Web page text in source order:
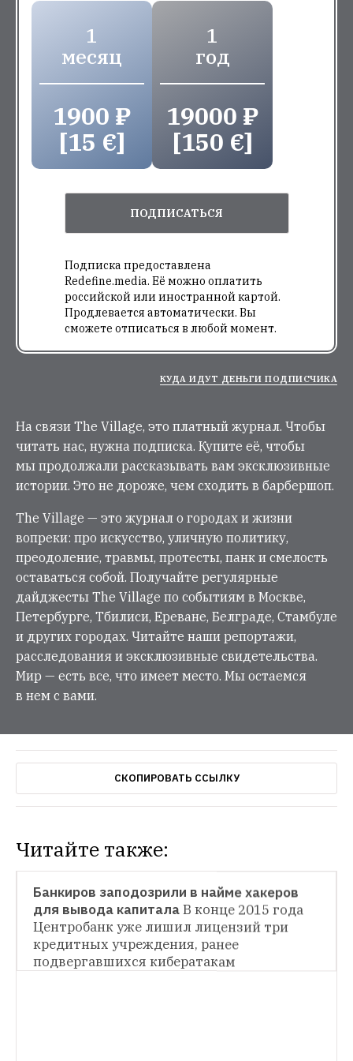
1
месяц
1900 ₽
[15 €]
1
год
19000 ₽
[150 €]
ПОДПИСАТЬСЯ
Подписка предоставлена
Redefine.media. Её можно оплатить
российской или иностранной картой.
Продлевается автоматически. Вы
сможете отписаться в любой момент.
КУДА ИДУТ ДЕНЬГИ ПОДПИСЧИКА
На связи The Village, это платный журнал. Чтобы
читать нас, нужна подписка. Купите её, чтобы
мы продолжали рассказывать вам эксклюзивные
истории. Это не дороже, чем сходить в барбершоп.
The Village — это журнал о городах и жизни
вопреки: про искусство, уличную политику,
преодоление, травмы, протесты, панк и смелость
оставаться собой. Получайте регулярные
дайджесты The Village по событиям в Москве,
Петербурге, Тбилиси, Ереване, Белграде, Стамбуле
и других городах. Читайте наши репортажи,
расследования и эксклюзивные свидетельства.
Мир — есть все, что имеет место. Мы остаемся
в нем с вами.
СКОПИРОВАТЬ ССЫЛКУ
Читайте также:
НОВОСТИ
Банкиров заподозрили в найме хакеров
для вывода капиталаВ конце 2015 года
Центробанк уже лишил лицензий три
кредитных учреждения, ранее
подвергавшихся кибератакам